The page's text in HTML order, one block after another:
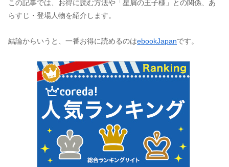
この記事では、お得に読む方法や「星屑の王子様」との関係、あ
らすじ・登場人物を紹介します。
結論からいうと、一番お得に読めるのはebookJapanです。